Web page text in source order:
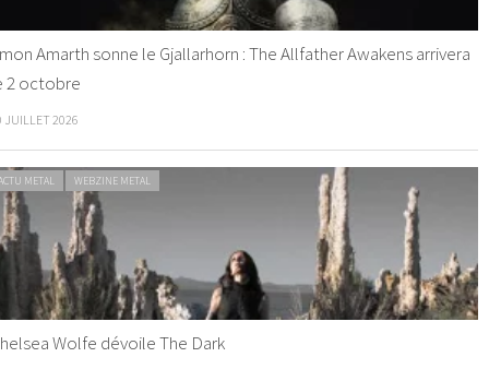
Amarth sonne le Gjallarhorn : The Allfather Awakens arrivera
2 octobre
JUILLET 2026
METAL WEBZINE METAL
Wolfe dévoile The Dark